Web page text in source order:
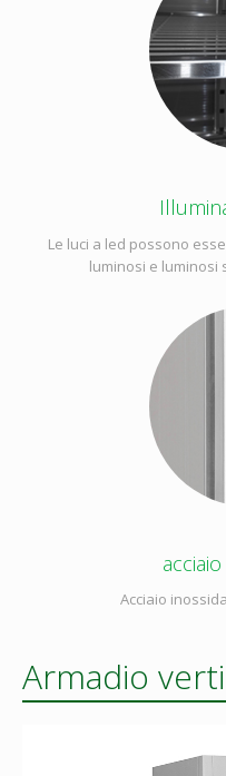
Le luci a led possono
luminosi e luminosi
Acciaio
Armadio